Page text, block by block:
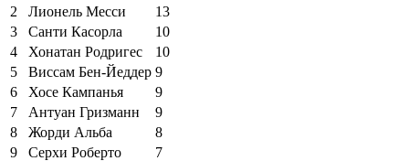
2
Лионель Месси
13
3
Санти Касорла
10
4
Хонатан Родригес
10
5
Виссам Бен-Йеддер 9
6
Хосе Кампанья
9
7
Антуан Гризманн
9
8
Жорди Альба
8
9
Серхи Роберто
7